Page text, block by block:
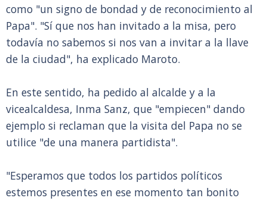
como "un signo de bondad y de reconocimiento al
Papa". "Sí que nos han invitado a la misa, pero
todavía no sabemos si nos van a invitar a la llave
de la ciudad", ha explicado Maroto.
En este sentido, ha pedido al alcalde y a la
vicealcaldesa, Inma Sanz, que "empiecen" dando
ejemplo si reclaman que la visita del Papa no se
utilice "de una manera partidista".
"Esperamos que todos los partidos políticos
estemos presentes en ese momento tan bonito